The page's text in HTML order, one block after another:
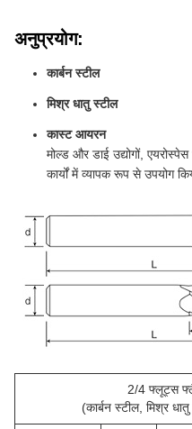
अनुप्रयोग:
कार्बन स्टील
मिश्र धातु स्टील
कास्ट आयरन
मोल्ड और डाई उद्योगों,
कार्यों में व्यापक रूप से उपयोग
2/4 फ्लूट्स
(कार्बन स्टील, मिश्र